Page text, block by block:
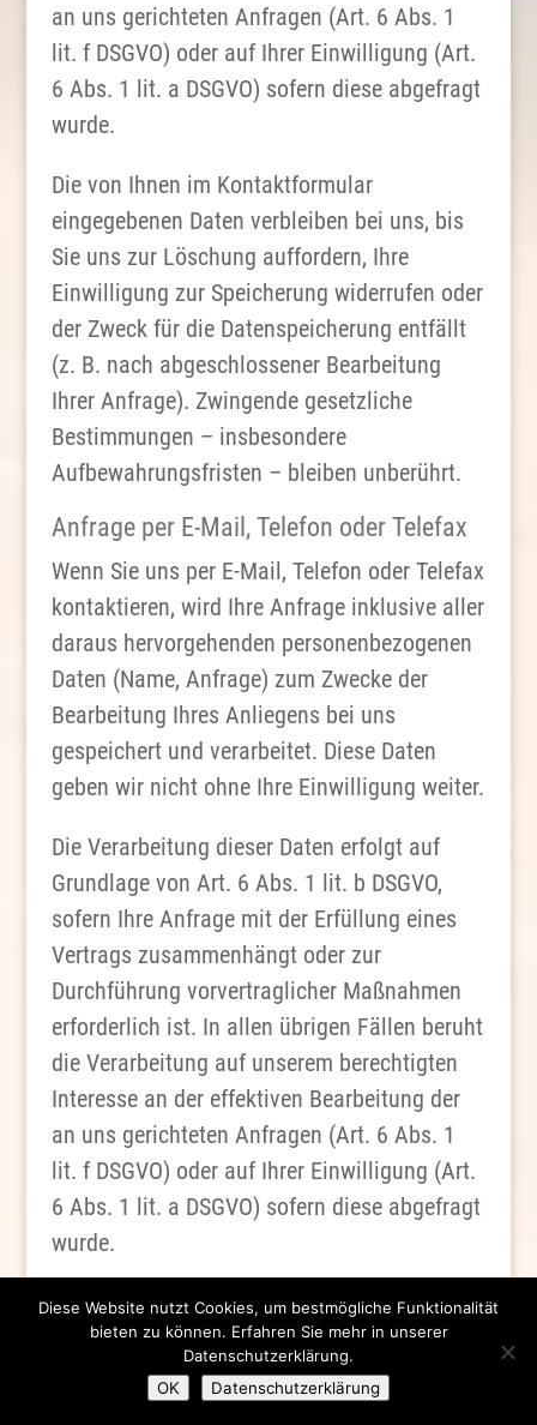
an uns gerichteten Anfragen (Art. 6 Abs. 1
lit. f DSGVO) oder auf Ihrer Einwilligung (Art.
6 Abs. 1 lit. a DSGVO) sofern diese abgefragt
wurde.
Die von Ihnen im Kontaktformular
eingegebenen Daten verbleiben bei uns, bis
Sie uns zur Löschung auffordern, Ihre
Einwilligung zur Speicherung widerrufen oder
der Zweck für die Datenspeicherung entfällt
(z. B. nach abgeschlossener Bearbeitung
Ihrer Anfrage). Zwingende gesetzliche
Bestimmungen – insbesondere
Aufbewahrungsfristen – bleiben unberührt.
Anfrage per E-Mail, Telefon oder Telefax
Wenn Sie uns per E-Mail, Telefon oder Telefax
kontaktieren, wird Ihre Anfrage inklusive aller
daraus hervorgehenden personenbezogenen
Daten (Name, Anfrage) zum Zwecke der
Bearbeitung Ihres Anliegens bei uns
gespeichert und verarbeitet. Diese Daten
geben wir nicht ohne Ihre Einwilligung weiter.
Die Verarbeitung dieser Daten erfolgt auf
Grundlage von Art. 6 Abs. 1 lit. b DSGVO,
sofern Ihre Anfrage mit der Erfüllung eines
Vertrags zusammenhängt oder zur
Durchführung vorvertraglicher Maßnahmen
erforderlich ist. In allen übrigen Fällen beruht
die Verarbeitung auf unserem berechtigten
Interesse an der effektiven Bearbeitung der
an uns gerichteten Anfragen (Art. 6 Abs. 1
lit. f DSGVO) oder auf Ihrer Einwilligung (Art.
6 Abs. 1 lit. a DSGVO) sofern diese abgefragt
wurde.
Die von Ihnen an uns per Kontaktanfragen
übersandten Daten verbleiben bei uns, bis Sie
uns zur Löschung auffordern, Ihre
Einwilligung zur Speicherung widerrufen oder
Diese Website nutzt Cookies, um bestmögliche Funktionalität
bieten zu können. Erfahren Sie mehr in unserer
Datenschutzerklärung.
OK
Datenschutzerklärung